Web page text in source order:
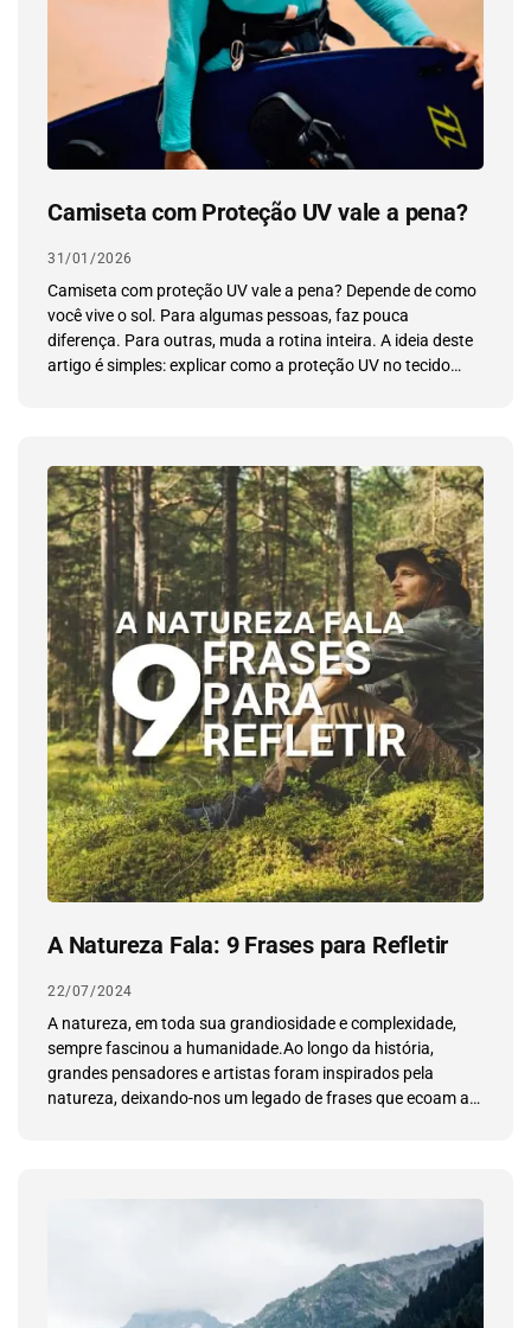
Camiseta com Proteção UV vale a pena?
31/01/2026
Camiseta com proteção UV vale a pena? Depende de como
você vive o sol. Para algumas pessoas, faz pouca
diferença. Para outras, muda a rotina inteira. A ideia deste
artigo é simples: explicar como a proteção UV no tecido
A Natureza Fala: 9 Frases para Refletir
22/07/2024
A natureza, em toda sua grandiosidade e complexidade,
sempre fascinou a humanidade.Ao longo da história,
grandes pensadores e artistas foram inspirados pela
natureza, deixando-nos um legado de frases que ecoam até